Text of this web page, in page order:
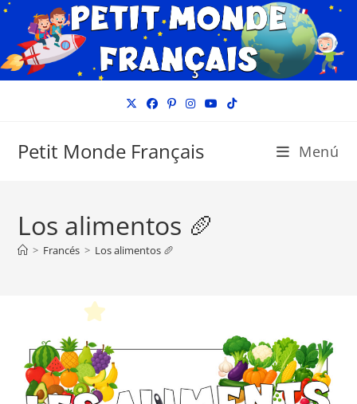
Petit Monde Français Menú
Los alimentos 🥖
> Francés > Los alimentos 🥖